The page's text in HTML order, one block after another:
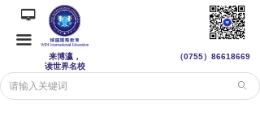
끀
来博瀛，
读世界名校
넡
（0755） 86618669
ꄙ